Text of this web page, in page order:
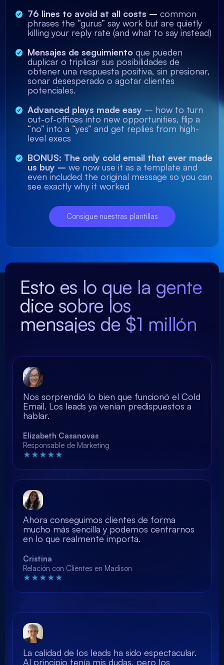
76 lines to avoid at all costs – common
phrases the “gurus” say work but are quietly
killing your reply rate (and what to say instead)
Mensajes de seguimiento que pueden
duplicar o triplicar sus posibilidades de
obtener una respuesta positiva, sin presionar,
sonar desesperado o agotar clientes
potenciales.
Advanced plays made easy – how to turn
out-of-offices into new opportunities, flip a
“no” into a “yes” and get replies from high-
level execs
BONUS: The only cold email that ever made
us buy – we now use it as a template and
even included the original message so you can
see exactly why it worked
Consigue nuestras plantillas
Esto es lo que la gente
dice sobre los
mensajes de $1 millón
Nos sorprendió lo bien que funcionó el Cold
Email. Los leads ya venían predispuestos a
hablar.
Elizabeth Casanovas
Responsable de Marketing
★★★★★
Ahora conseguimos clientes de forma
mucho más sencilla y podemos centrarnos
en lo que realmente importa.
Cristina
Relación con Clientes en Madison
★★★★★
La calidad de los leads ha sido espectacular.
Al principio tenía mis dudas, pero los